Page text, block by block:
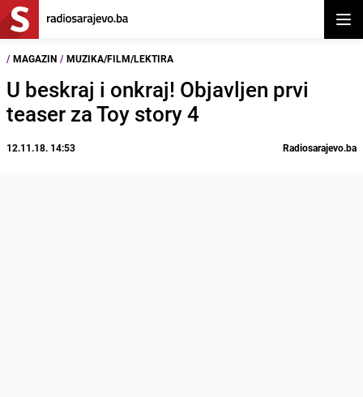
/ MAGAZIN / MUZIKA/FILM/LEKTIRA
U beskraj i onkraj! Objavljen prvi
teaser za Toy story 4
12.11.18. 14:53 Radiosarajevo.ba